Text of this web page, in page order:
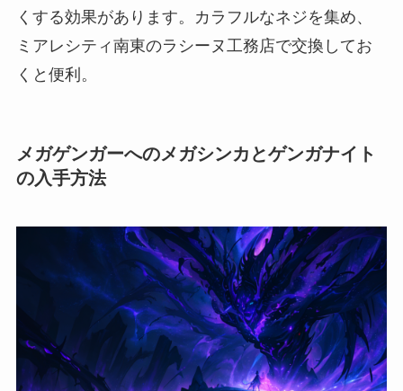
くする効果があります。カラフルなネジを集め、
ミアレシティ南東のラシーヌ工務店で交換してお
くと便利。
メガゲンガーへのメガシンカとゲンガナイト
の入手方法